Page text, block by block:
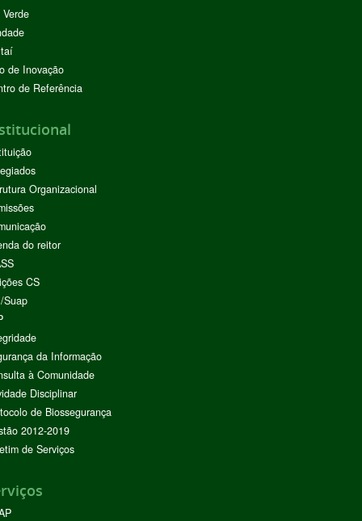
de Inovação
de Referência
Organizacional
do reitor
CS
Suap
da Informação
à Comunidade
Disciplinar
de Biossegurança
2012-2019
de Serviços